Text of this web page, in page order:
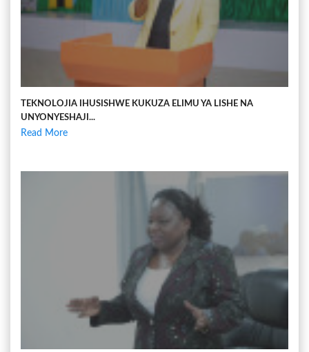
TEKNOLOJIA IHUSISHWE KUKUZA ELIMU YA LISHE NA
UNYONYESHAJI...
Read More